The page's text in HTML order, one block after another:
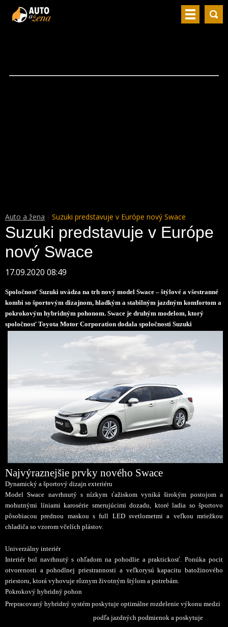
Auto a žena Suzuki predstavuje v Európe nový Swace
Suzuki predstavuje v Európe
nový Swace
17.09.2020 08:49
Spoločnosť Suzuki uvádza na trh nový model Swace – štýlové a všestranné
kombi so športovým dizajnom, hladkým a stabilným jazdným komfortom a
pokrokovým hybridným pohonom. Swace je druhým modelom, ktorý
spoločnosť Toyota Motor Corporation dodala spoločnosti Suzuki
Najvýraznejšie prvky nového Swace
Dynamický a športový dizajn exteriéru
Model Swace navrhnutý s nízkym ťažiskom vyniká širokým postojom a
mohutnými líniami karosérie smerujúcimi dozadu, ktoré ladia so športovo
pôsobiacou prednou maskou s full LED svetlometmi a veľkou mriežkou
chladiča so vzorom včelích plástov.
Univerzálny interiér
Interiér bol navrhnutý s ohľadom na pohodlie a praktickosť. Ponúka pocit
otvorenosti a pohodlnej priestrannosti a veľkorysú kapacitu batožinového
priestoru, ktorá vyhovuje rôznym životným štýlom a potrebám.
Pokrokový hybridný pohon
Prepracovaný hybridný systém poskytuje optimálne rozdelenie výkonu medzi
podľa jazdných podmienok a poskytuje